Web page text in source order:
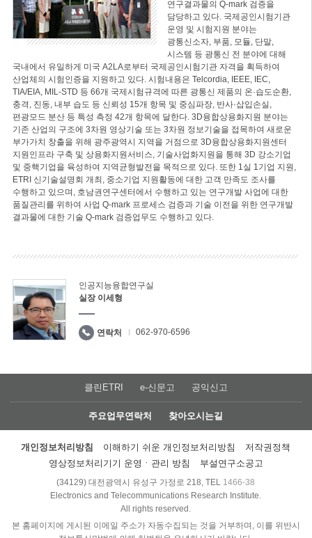
연구결과물의 Q-mark 검증을
담당하고 있다. 국제공인시험기관
운영 및 시험지원 분야는
광통신소자, 부품, 모듈, 단말,
시스템 등 광통신 전 분야에 대해
국내에서 유일하게 미국 A2LA로부터 국제공인시험기관 자격을 획득하여
산업체의 시험인증을 지원하고 있다. 시험내용은 Telcordia, IEEE, IEC,
TIA/EIA, MIL-STD 등 66개 국제시험규격에 따른 광통신 제품의 온·습도순환,
충격, 진동, 내부 습도 등 신뢰성 15개 항목 및 중심파장, 반사·삽입손실,
편광모드 분산 등 특성 측정 42개 항목에 달한다. 3D융합상용화지원 분야는
기존 산업의 구조에 3차원 영상기술 또는 3차원 정보기술을 접목하여 새로운
부가가치 창출을 위해 광주광역시 지역을 거점으로 3D융합상용화지원센터
지원인프라 구축 및 상용화지원서비스, 기술사업화지원을 통해 3D 강소기업
및 중핵기업을 육성하여 지역균형발전을 목적으로 있다. 또한 1실 1기업 지원,
ETRI 신기술설명회 개최, 중소기업 지원활동에 대한 고객 만족도 조사를
수행하고 있으며, 호남권연구센터에서 수행하고 있는 연구개발 사업에 대한
품질관리를 위하여 사업 Q-mark 프로세스 검증과 기술 이전을 위한 연구개발
결과물에 대한 기술 Q-mark 검증업무도 수행하고 있다.
인공지능융합연구실
실장 이세형
연락처 062-970-6596
클린ETRI e-신문고 공익신고
주요업무연락처 찾아오시는길
개인정보처리방침 이해하기 쉬운 개인정보처리방침
저작권정책
영상정보처리기기 운영ㆍ관리 방침
부설연구소공고
(34129) 대전광역시 유성구 가정로 218, TEL 1466-38
Electronics and Telecommunications Research Institute.
All rights reserved.
본 홈페이지에 게시된 이메일 주소가 자동수집되는 것을 거부하며, 이를 위반시